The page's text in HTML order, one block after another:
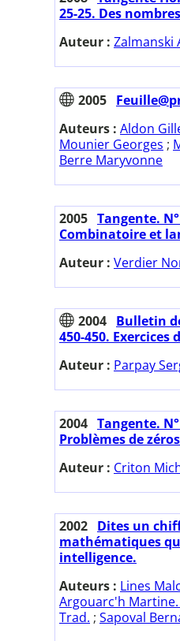
25-25. Des
Auteur : Zalmanski
2005
Auteurs : Aldon
Mounier Georges ;
Berre Maryvonne
2005 Tangente.
Combinatoire et
Auteur : Verdier
2004 Bulletin
450-450. Exercices
Auteur : Parpay
2004 Tangente.
Problèmes de
Auteur : Criton
2002 Dites un
mathématiques
intelligence.
Auteurs : Lines
Argouarc'h Martine.
Trad. ; Sapoval